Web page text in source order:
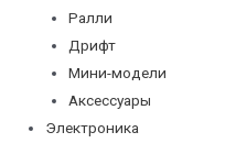
Ралли
Дрифт
Мини-модели
Аксессуары
Электроника